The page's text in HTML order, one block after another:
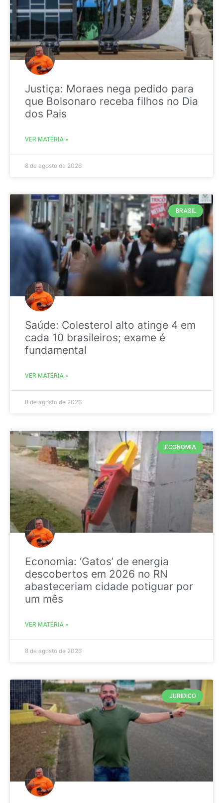
Justiça: Moraes nega pedido para
que Bolsonaro receba filhos no Dia
dos Pais
VER MATÉRIA »
8 de agosto de 2026
BRASIL
Saúde: Colesterol alto atinge 4 em
cada 10 brasileiros; exame é
fundamental
VER MATÉRIA »
8 de agosto de 2026
ECONOMIA
Economia: ‘Gatos’ de energia
descobertos em 2026 no RN
abasteceriam cidade potiguar por
um mês
VER MATÉRIA »
8 de agosto de 2026
JURIDICO